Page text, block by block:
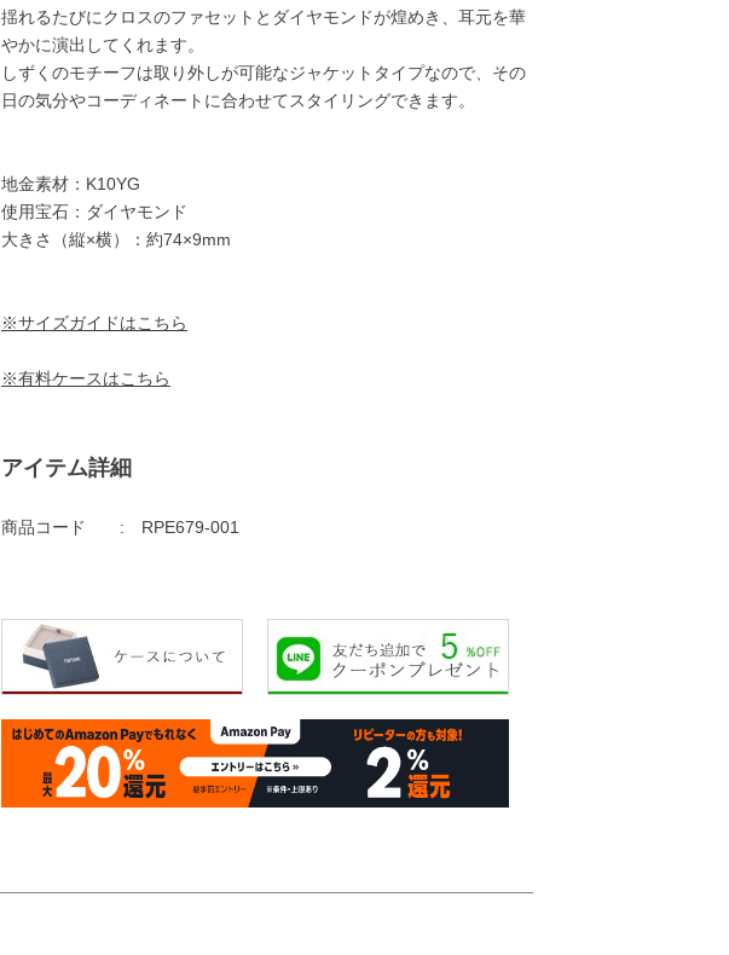
揺れるたびにクロスのファセットとダイヤモンドが煌めき、耳元を華
やかに演出してくれます。
しずくのモチーフは取り外しが可能なジャケットタイプなので、その
日の気分やコーディネートに合わせてスタイリングできます。
地金素材：K10YG
使用宝石：ダイヤモンド
大きさ（縦×横）：約74×9mm
※サイズガイドはこちら
※有料ケースはこちら
アイテム詳細
商品コード RPE679-001